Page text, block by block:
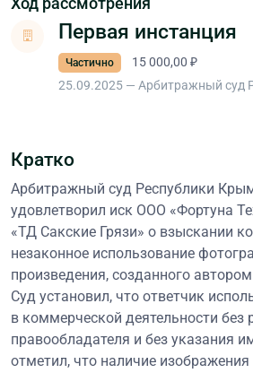
Первая инстанция
Частично
15 000,00 ₽
25.09.2025 — Арбитражный суд
Кратко
Арбитражный суд Республики
удовлетворил иск ООО «Фортуна
«ТД Сакские Грязи» о взыскании
незаконное использование
произведения, созданного
Суд установил, что ответчик
в коммерческой деятельности без
правообладателя и без указания
отметил, что наличие